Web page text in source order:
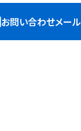
お問い合わせメール